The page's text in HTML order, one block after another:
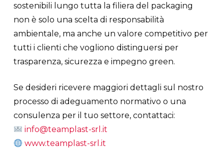
sostenibili lungo tutta la filiera del packaging
non è solo una scelta di responsabilità
ambientale, ma anche un valore competitivo per
tutti i clienti che vogliono distinguersi per
trasparenza, sicurezza e impegno green.
Se desideri ricevere maggiori dettagli sul nostro
processo di adeguamento normativo o una
consulenza per il tuo settore, contattaci:
info@teamplast-srl.it
www.teamplast-srl.it